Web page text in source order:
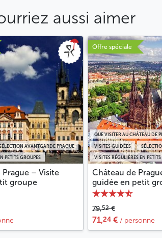
aussi aimer
PETITS GROUPES
AVANTGARDE PRAGUE
Prague – Visite
groupe
Offre spéciale
VISITES RÉGULIÈRES EN PETITS
VISITES GUIDÉES
QUE VISITER AU CHÂTEAU DE
Château de
guidée en petit
79,52€
71,24 € / personne